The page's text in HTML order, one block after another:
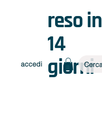
reso in
14
giorni
accedi